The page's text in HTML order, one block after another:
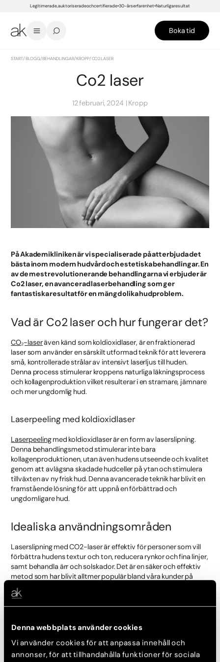
Denna webbplats använder cookies
Vi använder cookies för att anpassa innehåll och
annonser, för att tillhandahålla funktioner för sociala
Legitimerade, auktoriserade och certifierade 30-års erfarenhet Naturliga resultat
Boka tid
START/BLOGG/BEHANDLINGAR/KROPP/CO2 LASER
Co2 laser
12 februari, 2024 Kropp
På Akademikliniken är vi specialiserade på att erbjuda det
bästa inom modern hudvård och estetiska behandlingar. En
av de mest revolutionerande behandlingarna vi erbjuder är
Co2 laser, en avancerad laserbehandling som ger
fantastiska resultat för en mängd olika hudproblem.
Vad är Co2 laser och hur fungerar det?
CO₂-laseräven känd som koldioxidlaser, är en fraktionerad
laser som använder en särskilt utformad teknik för att leverera
små, kontrollerade strålar av intensivt laserljus till huden.
Denna process stimulerar kroppens naturliga läkningsprocess
och kollagenproduktion vilket resulterar i en stramare, jämnare
och mer ungdomlig hud.
Laserpeeling med koldioxidlaser
Laserpeelingmed koldioxidlaser är en form av laserslipning.
Denna behandlingsmetod stimulerar inte bara
kollagenproduktionen, utan även hudens utseende och kvalitet
genom att avlägsna skadade hudceller på ytan och stimulera
tillväxten av ny frisk hud. Denna avancerade teknik har blivit en
framstående lösning för att uppnå en förbättrad och
ungdomligare hud.
Idealiska användningsområden
Laserslipning med CO2-laser är effektiv för personer som vill
förbättra hudens textur och ton, reducera rynkor och fina linjer,
samt behandla ärr och solskador. Det är en säker och effektiv
metod som har blivit alltmer populär bland våra kunder på
grund av dess förmåga att ge märkbara och långvariga
resultat. Med CO2-laserslipning kan man alltså återfå en
ungdomlig hud på ett säkert och effektivt sätt. Denna
hudvårdsmöjligheter och är ett oumbärligt verktyg för att